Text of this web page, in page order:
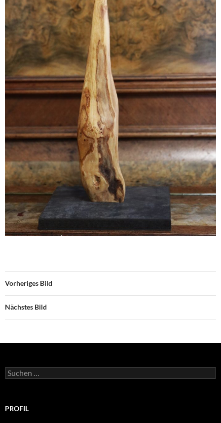
Vorheriges Bild
Nächstes Bild
Suchen
nach:
PROFIL